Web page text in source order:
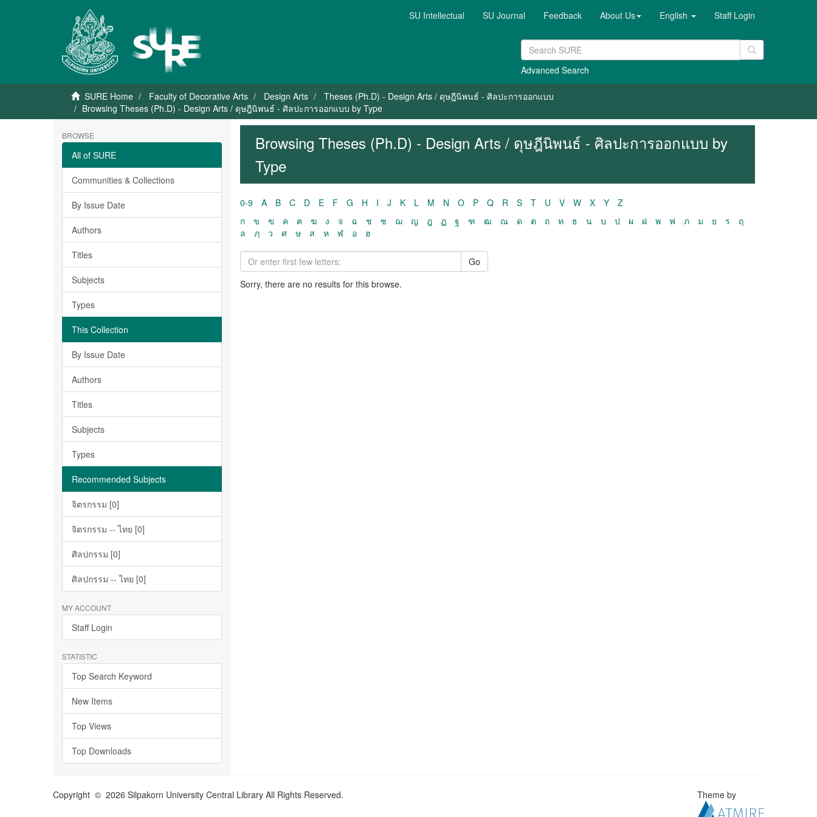
SU Intellectual SU Journal Feedback About Us English Staff Login
Advanced Search
SURE Home Faculty of Decorative Arts Design Arts
Theses (Ph.D) - Design Arts / ดุษฎีนิพนธ์ - ศิลปะการออกแบบ
Browsing Theses (Ph.D) - Design Arts / ดุษฎีนิพนธ์ - ศิลปะการออกแบบ by Type
BROWSE
All of SURE
Communities & Collections
By Issue Date
Authors
Titles
Subjects
Types
This Collection
By Issue Date
Authors
Titles
Subjects
Types
Recommended Subjects
จิตรกรรม [0]
จิตรกรรม -- ไทย [0]
ศิลปกรรม [0]
ศิลปกรรม -- ไทย [0]
MY ACCOUNT
Staff Login
STATISTIC
Top Search Keyword
New Items
Top Views
Top Downloads
Browsing Theses (Ph.D) - Design Arts / ดุษฎีนิพนธ์ - ศิลปะการออกแบบ by
Type
0-9 A B C D E F G H I J K L M N O P Q R S T U V W X Y
Z
ก
ข ฃ ค ฅ ฆ ง จ ฉ ช ซ ฌ ญ ฎ ฏ ฐ ฑ ฒ ณ ด ต ถ ท ธ น บ ป ผ ฝ พ ฟ ภ ม ย ร
ฤ
ล
ฦ ว ศ ษ ส ห ฬ อ ฮ
Go
Sorry, there are no results for this browse.
Copyright © 2026 Silpakorn University Central Library All Rights Reserved. Theme by